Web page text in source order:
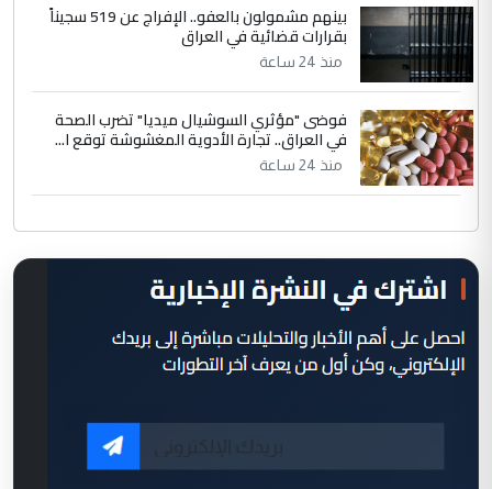
بينهم مشمولون بالعفو.. الإفراج عن 519 سجيناً
بقرارات قضائية في العراق
منذ 24 ساعة
فوضى "مؤثري السوشيال ميديا" تضرب الصحة
في العراق.. تجارة الأدوية المغشوشة توقع ا...
منذ 24 ساعة